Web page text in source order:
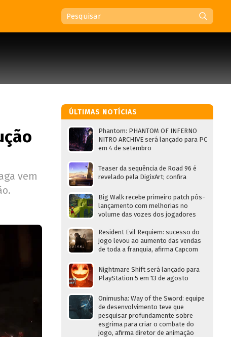
vem
ÚLTIMAS NOTÍCIAS
Phantom: PHANTOM OF INFERNO
NITRO ARCHIVE será lançado para PC
em 4 de setembro
Teaser da sequência de Road 96 é
revelado pela DigixArt; confira
Big Walk recebe primeiro patch pós-
lançamento com melhorias no
volume das vozes dos jogadores
Resident Evil Requiem: sucesso do
jogo levou ao aumento das vendas
de toda a franquia, afirma Capcom
Nightmare Shift será lançado para
PlayStation 5 em 13 de agosto
Onimusha: Way of the Sword: equipe
de desenvolvimento teve que
pesquisar profundamente sobre
esgrima para criar o combate do
jogo, afirma diretor de animação